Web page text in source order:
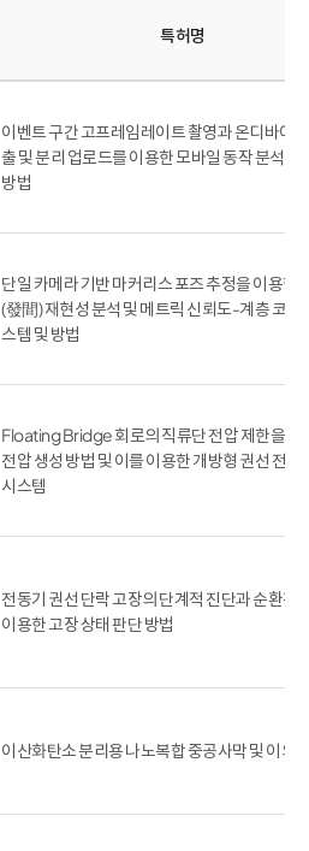
특허명
이벤트 구간 고프레임레이트 촬영과 온디바이
출 및 분리 업로드를 이용한 모바일 동작 분석 시
방법
단일 카메라 기반 마커리스 포즈 추정을 이용한
(發間) 재현성 분석 및 메트릭 신뢰도-계층 코칭
스템 및 방법
Floating Bridge 회로의 직류단 전압 제한을 위
전압 생성 방법 및 이를 이용한 개방형 권선 전동
시스템
전동기 권선 단락 고장의 단계적 진단과 순환전
이용한 고장 상태 판단 방법
이산화탄소 분리용 나노복합 중공사막 및 이의